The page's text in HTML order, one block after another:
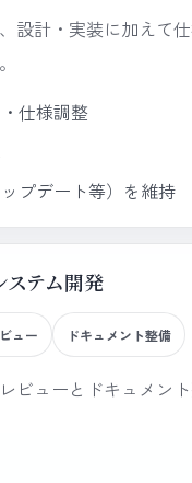
設計・実装に加えて
仕様調整
プデート等）を維持
テム開発
ュー ドキュメント整備
ビューとドキュメン